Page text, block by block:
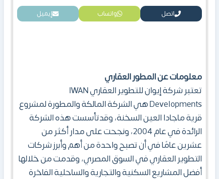
اتصل واتساب إيميل
معلومات عن المطور العقاري
تعتبر شركة إيوان للتطوير العقاري IWAN
Developments هي الشركة المالكة والمطورة لمشروع
قرية ماجادا العين السخنة، وقدتأسست هذه الشركة
الرائدة في عام 2004، ونجحت على مدار أكثر من
عشرين عامًا في أن تصبح واحدة من أهم وأبرز شركات
التطوير العقاري في السوق المصري، وقدمت من خلالها
أفضل المشاريع السكنية والتجارية والساحلية الفاخرة